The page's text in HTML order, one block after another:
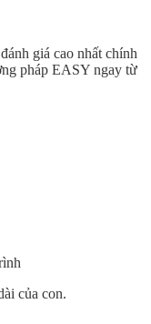
giá cao nhất chính
pháp EASY ngay từ
của con.